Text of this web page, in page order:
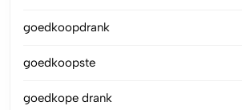
goedkoopdrank
goedkoopste
goedkope drank